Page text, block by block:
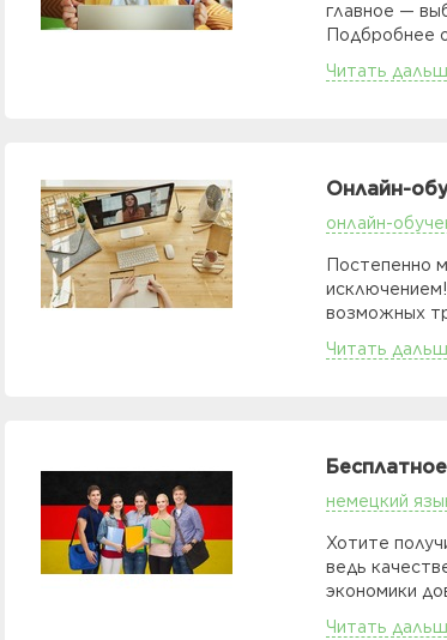
главное —
Подбробнее
Читать
Онлайн-
онлайн-
Постепенно
возможных
Читать
немецкий
Хотите
ведь
экономики
Читать